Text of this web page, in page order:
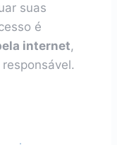
suas
é
internet,